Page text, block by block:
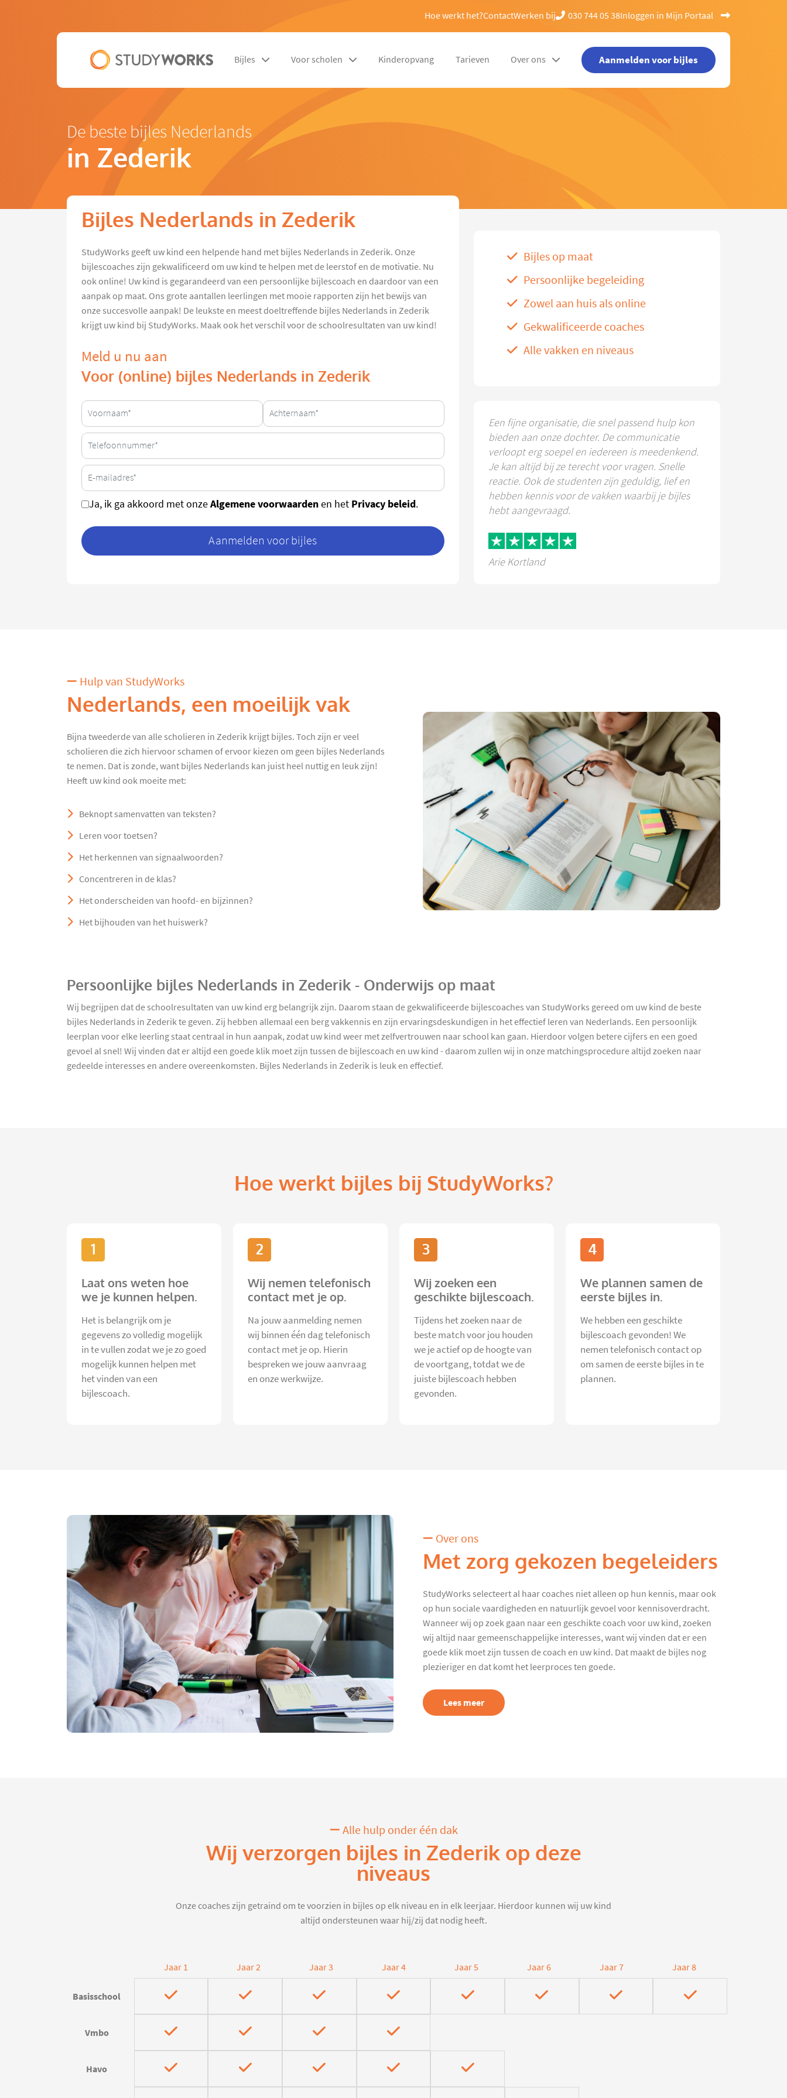
Hoe werkt het?ContactWerken bij 030 744 05 38Inloggen in Mijn Portaal
Bijles Voor scholen Kinderopvang Tarieven Over ons Aanmelden voor bijles
De beste bijles Nederlands
in Zederik
Bijles Nederlands in Zederik
StudyWorks geeft uw kind een helpende hand met bijles Nederlands in Zederik. Onze
bijlescoaches zijn gekwalificeerd om uw kind te helpen met de leerstof en de motivatie. Nu
ook online! Uw kind is gegarandeerd van een persoonlijke bijlescoach en daardoor van een
aanpak op maat. Ons grote aantallen leerlingen met mooie rapporten zijn het bewijs van
onze succesvolle aanpak! De leukste en meest doeltreffende bijles Nederlands in Zederik
krijgt uw kind bij StudyWorks. Maak ook het verschil voor de schoolresultaten van uw kind!
Meld u nu aan
Voor (online) bijles Nederlands in Zederik
Ja, ik ga akkoord met onzeAlgemene voorwaardenen het Privacy beleid.
Aanmelden voor bijles
Bijles op maat
Persoonlijke begeleiding
Zowel aan huis als online
Gekwalificeerde coaches
Alle vakken en niveaus
Een fijne organisatie, die snel passend hulp kon
bieden aan onze dochter. De communicatie
verloopt erg soepel en iedereen is meedenkend.
Je kan altijd bij ze terecht voor vragen. Snelle
reactie. Ook de studenten zijn geduldig, lief en
hebben kennis voor de vakken waarbij je bijles
hebt aangevraagd.
Arie Kortland
Hulp van StudyWorks
Nederlands, een moeilijk vak
Bijna tweederde van alle scholieren in Zederik krijgt bijles. Toch zijn er veel
scholieren die zich hiervoor schamen of ervoor kiezen om geen bijles Nederlands
te nemen. Dat is zonde, want bijles Nederlands kan juist heel nuttig en leuk zijn!
Heeft uw kind ook moeite met:
Beknopt samenvatten van teksten?
Leren voor toetsen?
Het herkennen van signaalwoorden?
Concentreren in de klas?
Het onderscheiden van hoofd- en bijzinnen?
Het bijhouden van het huiswerk?
Persoonlijke bijles Nederlands in Zederik - Onderwijs op maat
Wij begrijpen dat de schoolresultaten van uw kind erg belangrijk zijn. Daarom staan de gekwalificeerde bijlescoaches van StudyWorks gereed om uw kind de beste
bijles Nederlands in Zederik te geven. Zij hebben allemaal een berg vakkennis en zijn ervaringsdeskundigen in het effectief leren van Nederlands. Een persoonlijk
leerplan voor elke leerling staat centraal in hun aanpak, zodat uw kind weer met zelfvertrouwen naar school kan gaan. Hierdoor volgen betere cijfers en een goed
gevoel al snel! Wij vinden dat er altijd een goede klik moet zijn tussen de bijlescoach en uw kind - daarom zullen wij in onze matchingsprocedure altijd zoeken naar
gedeelde interesses en andere overeenkomsten. Bijles Nederlands in Zederik is leuk en effectief.
Hoe werkt bijles bij StudyWorks?
1
Laat ons weten hoe
we je kunnen helpen.
Het is belangrijk om je
gegevens zo volledig mogelijk
in te vullen zodat we je zo goed
mogelijk kunnen helpen met
het vinden van een
bijlescoach.
2
Wij nemen telefonisch
contact met je op.
Na jouw aanmelding nemen
wij binnen één dag telefonisch
contact met je op. Hierin
bespreken we jouw aanvraag
en onze werkwijze.
3
Wij zoeken een
geschikte bijlescoach.
Tijdens het zoeken naar de
beste match voor jou houden
we je actief op de hoogte van
de voortgang, totdat we de
juiste bijlescoach hebben
gevonden.
4
We plannen samen de
eerste bijles in.
We hebben een geschikte
bijlescoach gevonden! We
nemen telefonisch contact op
om samen de eerste bijles in te
plannen.
Over ons
Met zorg gekozen begeleiders
StudyWorks selecteert al haar coaches niet alleen op hun kennis, maar ook
op hun sociale vaardigheden en natuurlijk gevoel voor kennisoverdracht.
Wanneer wij op zoek gaan naar een geschikte coach voor uw kind, zoeken
wij altijd naar gemeenschappelijke interesses, want wij vinden dat er een
goede klik moet zijn tussen de coach en uw kind. Dat maakt de bijles nog
plezieriger en dat komt het leerproces ten goede.
Lees meer
Alle hulp onder één dak
Wij verzorgen bijles in Zederik op deze
niveaus
Onze coaches zijn getraind om te voorzien in bijles op elk niveau en in elk leerjaar. Hierdoor kunnen wij uw kind
altijd ondersteunen waar hij/zij dat nodig heeft.
Jaar 1 Jaar 2 Jaar 3 Jaar 4 Jaar 5 Jaar 6 Jaar 7 Jaar 8
Basisschool
Vmbo
Havo